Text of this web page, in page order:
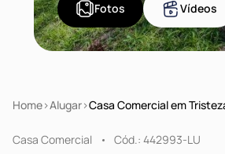
Fotos Vídeos
Home Alugar Casa Comercial em
Casa Comercial Cód.: 442993-LU